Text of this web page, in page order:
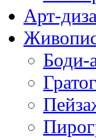
Арт-
Боди-